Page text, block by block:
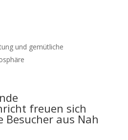
und gemütliche
freuen sich
Besucher aus Nah